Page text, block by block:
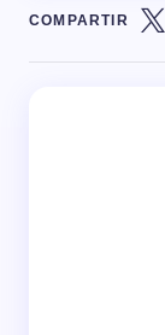
COMPARTIR